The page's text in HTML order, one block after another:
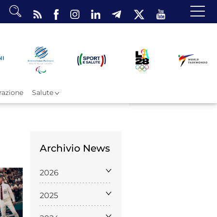
Atleti
e Freestyle
Salute
Archivio News
2026
2025